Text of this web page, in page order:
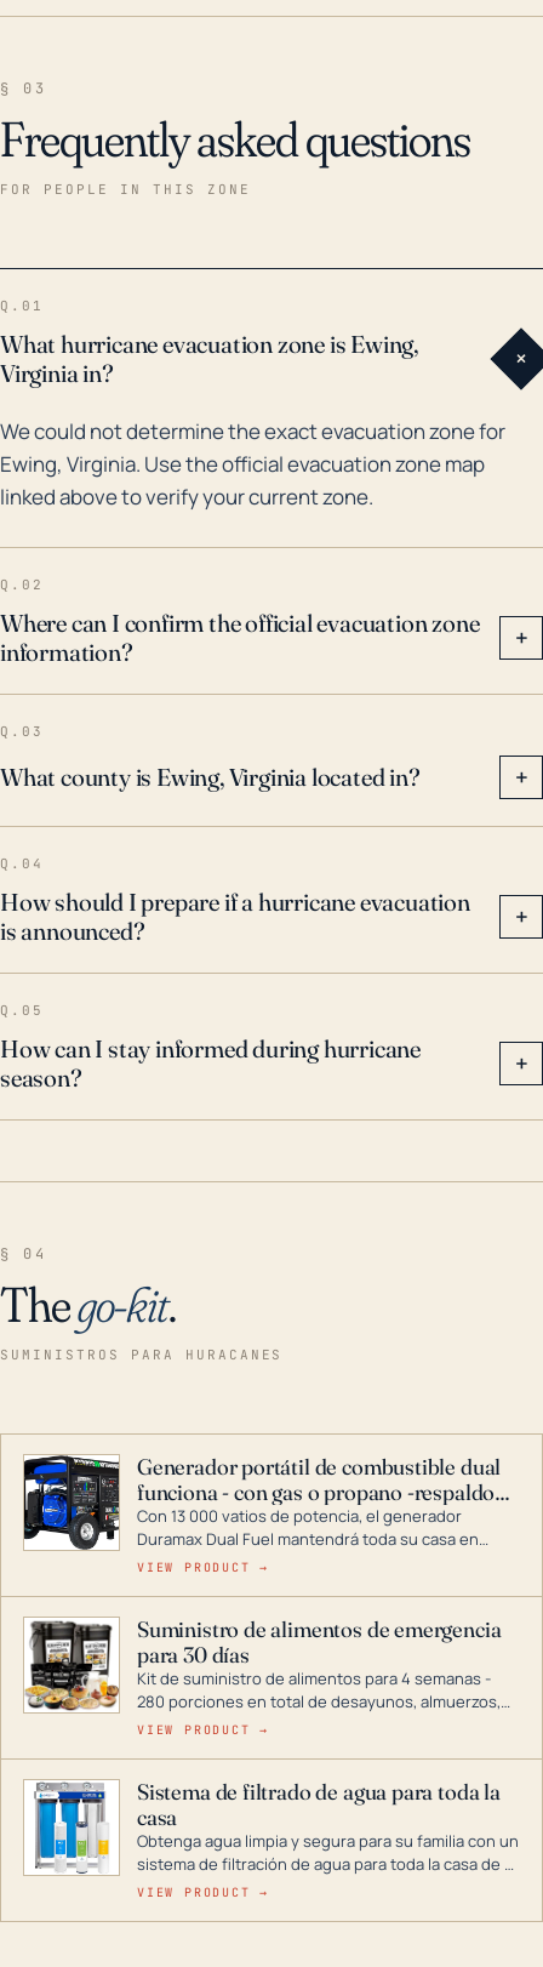
§ 03
Frequently asked questions
FOR PEOPLE IN THIS ZONE
Q.01
What hurricane evacuation zone is Ewing,
Virginia in?
+
We could not determine the exact evacuation zone for
Ewing, Virginia. Use the official evacuation zone map
linked above to verify your current zone.
Q.02
Where can I confirm the official evacuation zone
information?
+
Q.03
What county is Ewing, Virginia located in? +
Q.04
How should I prepare if a hurricane evacuation
is announced?
+
Q.05
How can I stay informed during hurricane
season?
+
§ 04
Thego-kit.
SUMINISTROS PARA HURACANES
Generador portátil de combustible dual
funciona - con gas o propano -respaldo
para el hogar
Con 13 000 vatios de potencia, el generador
Duramax Dual Fuel mantendrá toda su casa en
funcionamiento durante una tormenta o un corte
combustible dual, con una gama completa que
abarca desde inversores digitales hasta
generadores que pueden alimentar toda su casa.
VIEW PRODUCT →
Suministro de alimentos de emergencia
para 30 días
Kit de suministro de alimentos para 4 semanas -
280 porciones en total de desayunos, almuerzos,
cenas y postres. Se puede almacenar durante
VIEW PRODUCT →
Sistema de filtrado de agua para toda la
casa
Obtenga agua limpia y segura para su familia con un
sistema de filtración de agua para toda la casa de 3
etapas. La tecnología avanzada de este filtro
VIEW PRODUCT →